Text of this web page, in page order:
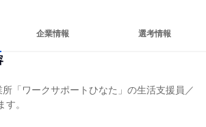
企業情報 選考情報
「ワークサポートひなた」の生活支援員／
。